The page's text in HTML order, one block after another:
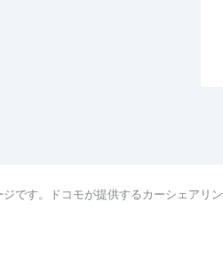
ジです。ドコモが提供するカーシェアリン